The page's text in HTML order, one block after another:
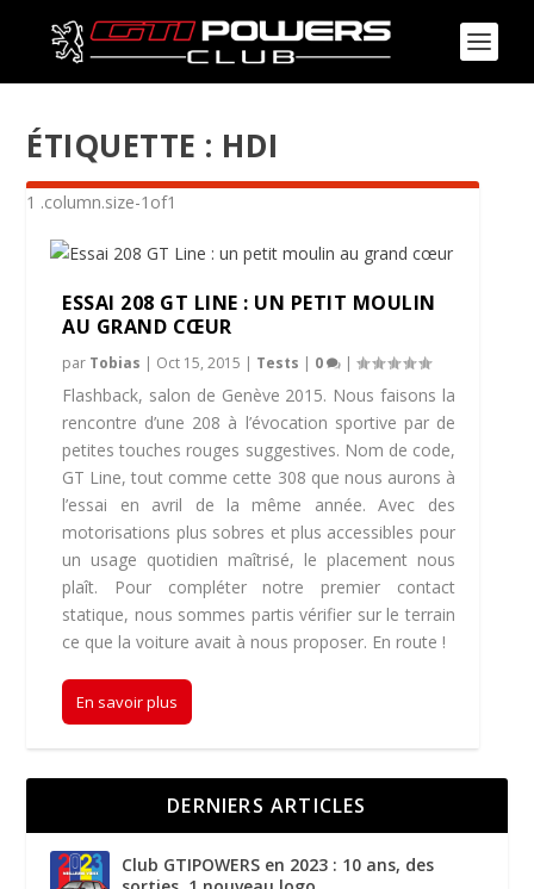
ÉTIQUETTE : HDI
ESSAI 208 GT LINE : UN PETIT MOULIN
AU GRAND CŒUR
par Tobias | Oct 15, 2015 | Tests | 0 |
Flashback, salon de Genève 2015. Nous faisons la
rencontre d’une 208 à l’évocation sportive par de
petites touches rouges suggestives. Nom de code,
GT Line, tout comme cette 308 que nous aurons à
l’essai en avril de la même année. Avec des
motorisations plus sobres et plus accessibles pour
un usage quotidien maîtrisé, le placement nous
plaît. Pour compléter notre premier contact
statique, nous sommes partis vérifier sur le terrain
ce que la voiture avait à nous proposer. En route !
En savoir plus
DERNIERS ARTICLES
Club GTIPOWERS en 2023 : 10 ans, des